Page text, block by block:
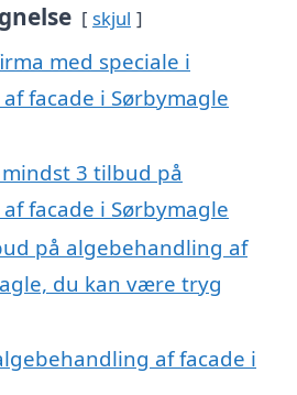
skjul
med speciale i
facade i Sørbymagle
3 tilbud på
facade i Sørbymagle
på algebehandling af
du kan være tryg
af facade i